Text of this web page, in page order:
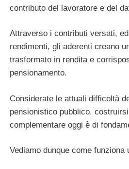
contributo del lavoratore e del
Attraverso i contributi versati,
rendimenti, gli aderenti creano
trasformato in rendita e
pensionamento.
Considerate le attuali difficoltà
pensionistico pubblico,
complementare oggi è di
Vediamo dunque come funziona